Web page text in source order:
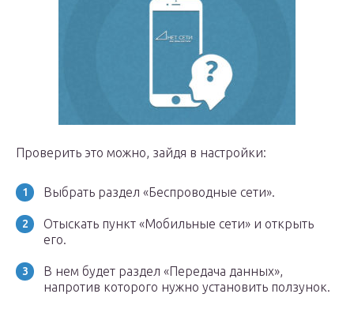
Проверить это можно, зайдя в настройки:
Выбрать раздел «Беспроводные сети».
Отыскать пункт «Мобильные сети» и открыть
его.
В нем будет раздел «Передача данных»,
напротив которого нужно установить ползунок.